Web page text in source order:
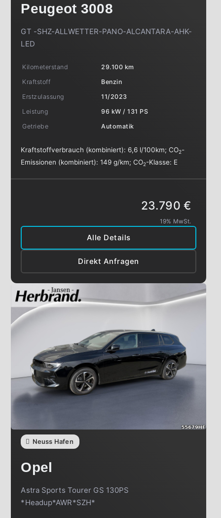
Peugeot 3008
GT -SHZ-ALLWETTER-PANO-ALCANTARA-AHK-
LED
Kilometerstand
29.100 km
Kraftstoff
Benzin
Erstzulassung
11/2023
Leistung
96 kW / 131 PS
Getriebe
Automatik
Kraftstoffverbrauch (kombiniert): 6,6 l/100km;CO2-
Emissionen (kombiniert):149 g/km;CO2-Klasse: E
Alle Details
Direkt Anfragen
23.790 €
19% MwSt.
Neuss Hafen
Opel
Astra Sports Tourer GS 130PS
*Headup*AWR*SZH*